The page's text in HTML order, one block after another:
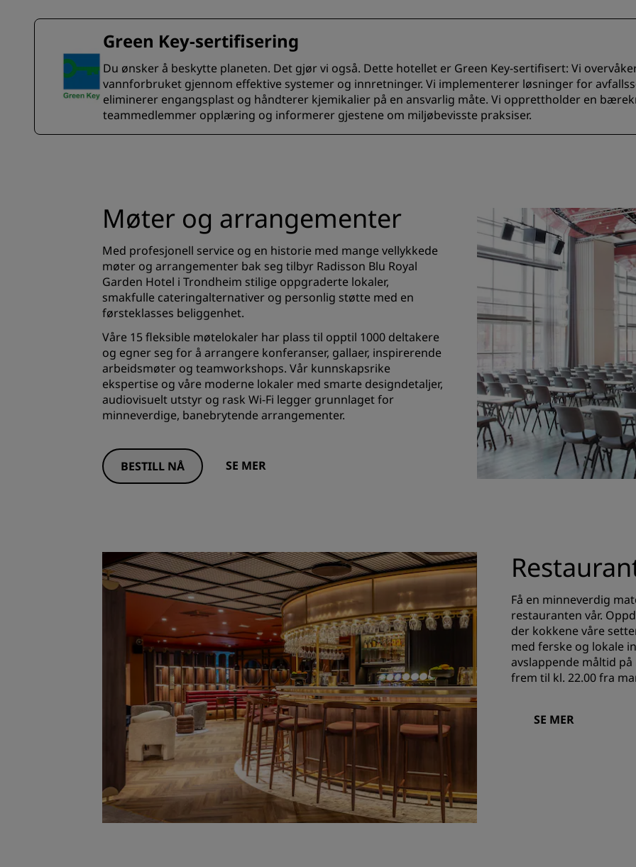
Green Key-sertifisering
Du ønsker å beskytte planeten. Det gjør vi også. Dette hotellet er Green Key-sertifisert: Vi
vannforbruket gjennom effektive systemer og innretninger. Vi implementerer løsninger for
eliminerer engangsplast og håndterer kjemikalier på en ansvarlig måte. Vi opprettholder en
teammedlemmer opplæring og informerer gjestene om miljøbevisste praksiser.
Møter og arrangementer
Med profesjonell service og en historie med mange vellykkede
møter og arrangementer bak seg tilbyr Radisson Blu Royal
Garden Hotel i Trondheim stilige oppgraderte lokaler,
smakfulle cateringalternativer og personlig støtte med en
førsteklasses beliggenhet.
Våre 15 fleksible møtelokaler har plass til opptil 1000 deltakere
og egner seg for å arrangere konferanser, gallaer, inspirerende
arbeidsmøter og teamworkshops. Vår kunnskapsrike
ekspertise og våre moderne lokaler med smarte designdetaljer,
audiovisuelt utstyr og rask Wi-Fi legger grunnlaget for
minneverdige, banebrytende arrangementer.
BESTILL NÅ SE MER
Få en minneverdig
restauranten vår.
der kokkene våre
med ferske og lokale
avslappende måltid
frem til kl. 22.00 fra
SE MER